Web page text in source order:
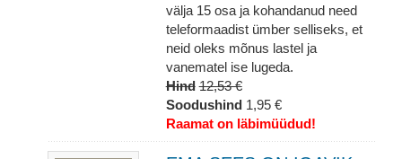
välja 15 osa ja kohandanud need
teleformaadist ümber selliseks, et
neid oleks mõnus lastel ja
vanematel ise lugeda.
Hind 12,53 €
Soodushind 1,95 €
Raamat on läbimüüdud!